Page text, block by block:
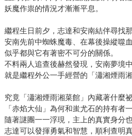
妖魔作祟的情況才漸漸平息。
繼程生日前夕，志達和安南結伴尋找
安南先前中蜘蛛魔毒、在幕後操縱噬
似乎都與它有著密不可分的關係。
不料兩人追查後赫然發現，安南夢境
就是繼程外公一手經營的「瀟湘煙雨
究竟「瀟湘煙雨湘菜館」內藏著什麼
「赤焰大仙」為何和蚩尤石的持有者
隨著謎團一一浮現，主上的真實身分
志達可以發揮勇氣和智慧，順利查明